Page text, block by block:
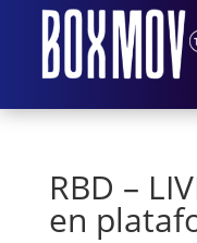
RBD –
en